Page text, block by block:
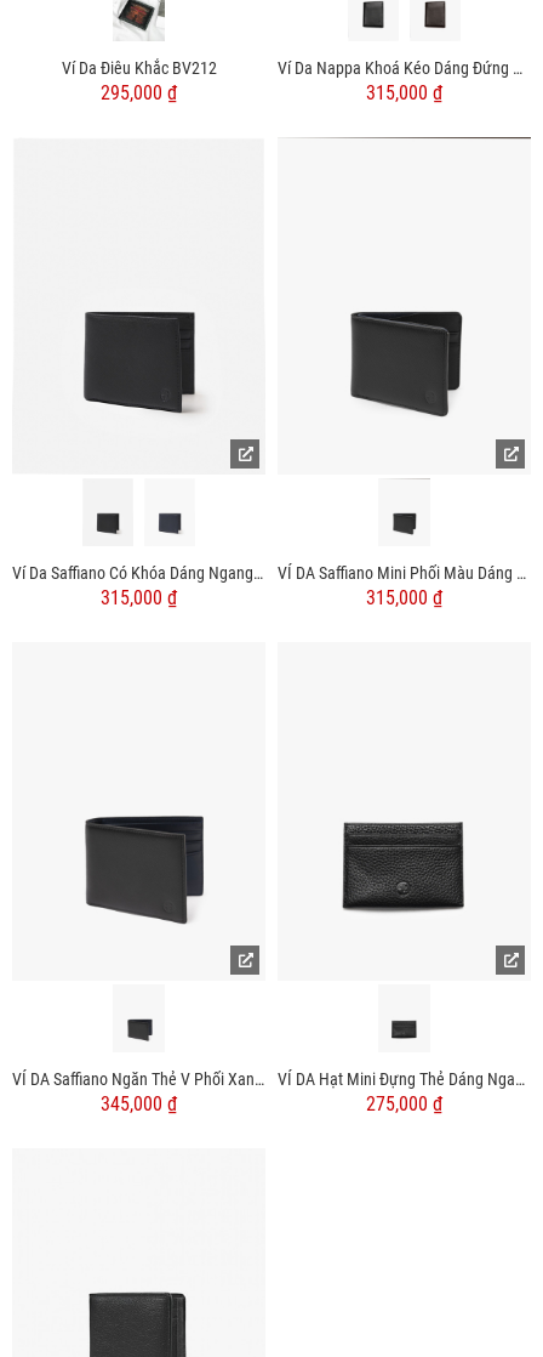
Ví Da Điêu Khắc BV212
295,000 ₫
Ví Da Nappa Khoá Kéo Dáng Đứng BV055
315,000 ₫
Ví Da Saffiano Có Khóa Dáng Ngang BV050
315,000 ₫
VÍ DA Saffiano Mini Phối Màu Dáng Ngang BV061
315,000 ₫
VÍ DA Saffiano Ngăn Thẻ V Phối Xanh Dáng Ngang BV063
345,000 ₫
VÍ DA Hạt Mini Đựng Thẻ Dáng Ngang BV062
275,000 ₫